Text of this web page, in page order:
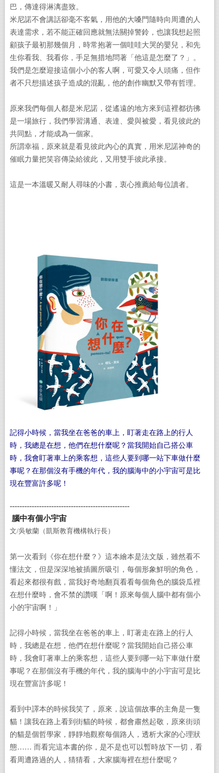
巴，傳達得淋漓盡致。
米尼諾不會講話卻毫不客氣，用他的大嗓門隨時向周遭的人
表達需求，若不能正確回應就無法關掉警鈴，也讓我想起照
顧孩子最初那幾個月，時常抱著一個哇哇大哭的嬰兒，和先
生你看我、我看你，手足無措地問著「他這是怎麼了？」。
我們是怎麼迎接這個小小的客人啊，可愛又令人頭痛，但作
者不只想描述孩子造成的混亂，他的創作幽默又帶有哲理。
原來我們每個人都是米尼諾，從遙遠的地方來到這裡都彷彿
是一場旅行，我們學習溝通、表達、愛與被愛，看見彼此的
共同點，才能成為一個家。
所謂幸福，原來就是看見彼此內心的真實，用米尼諾神奇的
催眠力量把笑容傳染給彼此，又用雙手彼此承接。
這是一本溫暖又耐人尋味的小書，衷心推薦給每位讀者。
記得小時候，當我坐在爸爸的車上，盯著走在路上的行人
時，我總是在想，他們在想什麼呢？當我開始自己搭公車
時，我會盯著車上的乘客想，這些人要到哪一站下車做什麼
事呢？在那個沒有手機的年代，我的腦海中的小宇宙可是比
現在豐富許多呢！
-------------------------------------------------
腦中有個小宇宙
文/吳敏蘭（凱斯教育機構執行長）
第一次看到《你在想什麼？》這本繪本是法文版，雖然看不
懂法文，但是深深地被插圖所吸引，每個形象鮮明的角色，
看起來都很有戲，當我好奇地翻頁看看每個角色的腦袋瓜裡
在想什麼時，會不禁的讚嘆「啊！原來每個人腦中都有個小
小的宇宙啊！」
記得小時候，當我坐在爸爸的車上，盯著走在路上的行人
時，我總是在想，他們在想什麼呢？當我開始自己搭公車
時，我會盯著車上的乘客想，這些人要到哪一站下車做什麼
事呢？在那個沒有手機的年代，我的腦海中的小宇宙可是比
現在豐富許多呢！
看到中譯本的時候我笑了，原來，說這個故事的主角是一隻
貓！讓我在路上看到街貓的時候，都會肅然起敬，原來街頭
的貓是個哲學家，靜靜地觀察每個路人，透析大家的心理狀
態…… 而看完這本書的你，是不是也可以暫時放下一切，看
看周遭路過的人，猜猜看，大家腦海裡在想什麼呢？